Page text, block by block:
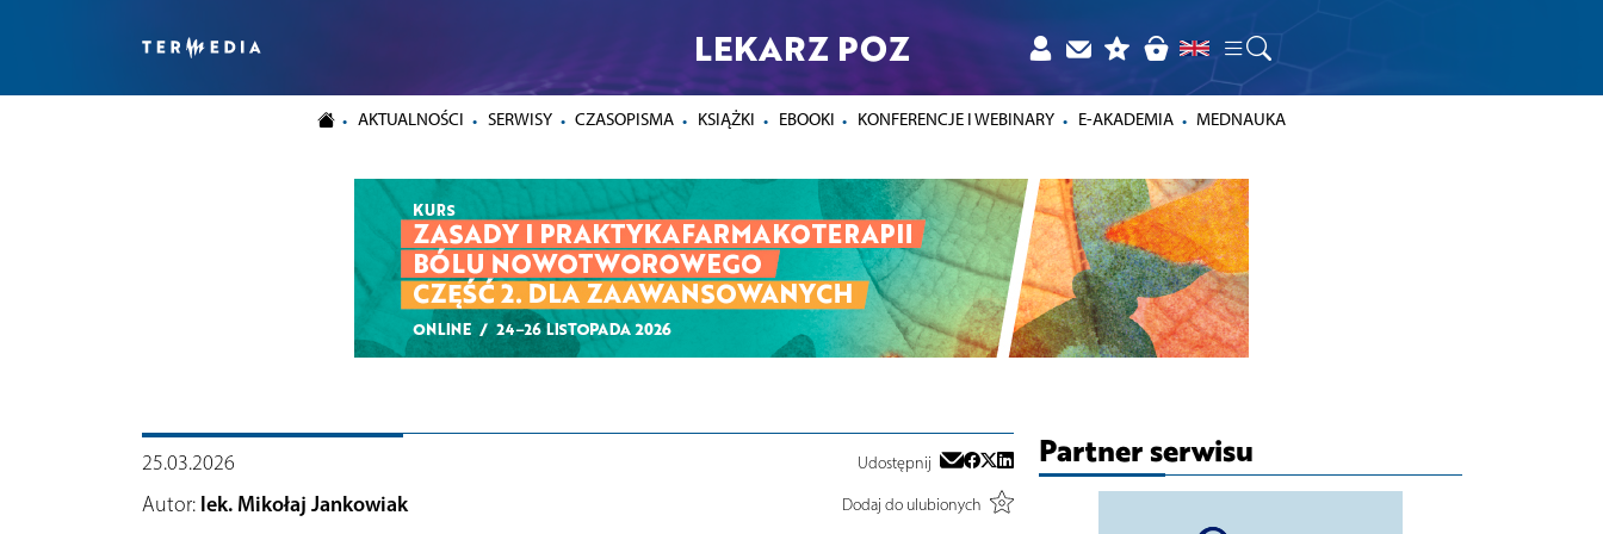
LEKARZ POZ
AKTUALNOŚCI SERWISY CZASOPISMA KSIĄŻKI EBOOKI KONFERENCJE I WEBINARY E-AKADEMIA MEDNAUKA
25.03.2026 Udostępnij
Autor: lek. Mikołaj Jankowiak
Dodaj do ulubionych
Partner serwisu